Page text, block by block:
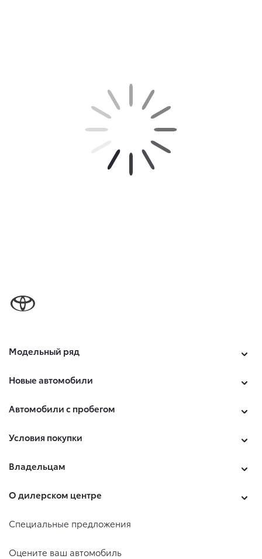
Модельный ряд
Новые автомобили
Автомобили с пробегом
Условия покупки
Владельцам
О дилерском центре
Специальные предложения
Оцените ваш автомобиль